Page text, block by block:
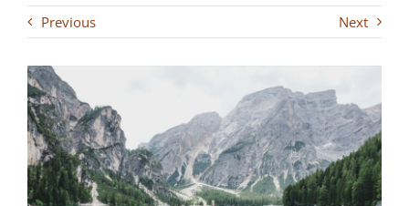
Previous Next